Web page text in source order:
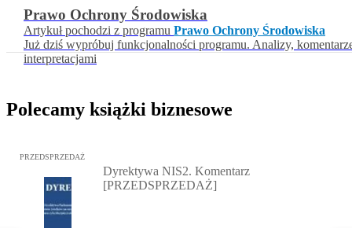
Prawo Ochrony Środowiska
Artykuł pochodzi z programu Prawo Ochrony Środowiska
Już dziś wypróbuj funkcjonalności programu. Analizy,
interpretacjami
Polecamy książki biznesowe
Przejdź do: Dyrektywa NIS2. Komentarz [PRZEDSPRZEDAŻ],
PRZEDSPRZEDAŻ
Dyrektywa NIS2. Komentarz
[PRZEDSPRZEDAŻ]